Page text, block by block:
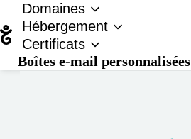
Domaines
Hébergement
Certificats
Boîtes e-mail personnalisées